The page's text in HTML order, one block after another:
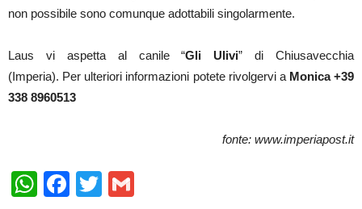
non possibile sono comunque adottabili singolarmente.
Laus vi aspetta al canile “Gli Ulivi” di Chiusavecchia
(Imperia). Per ulteriori informazioni potete rivolgervi a Monica +39
338 8960513
fonte: www.imperiapost.it
WhatsApp
Facebook
Twitter